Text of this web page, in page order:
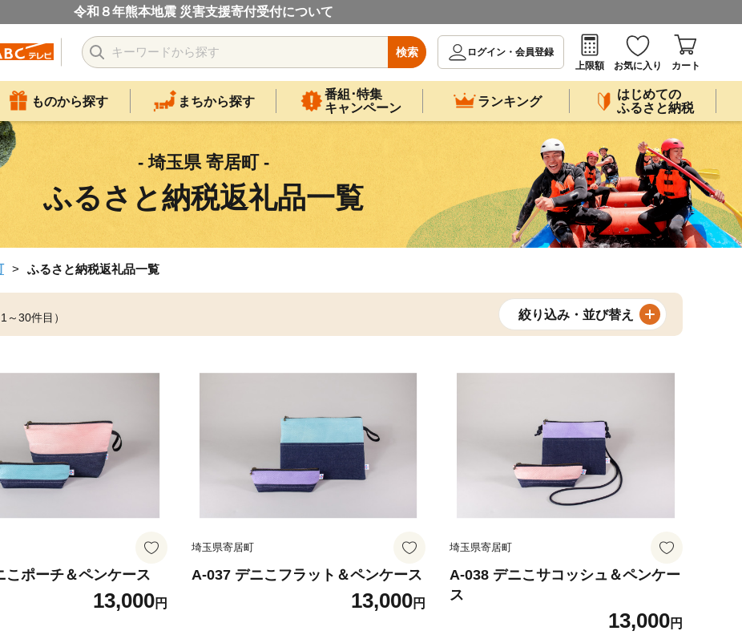
令和８年熊本地震 災害支援寄付受付について
検索
ログイン・会員登録
上限額
お気に入り カート
ものから探す まちから探す
番組･特集
キャンペーン
ランキング
はじめての
ふるさと納税
- 埼玉県 寄居町 -
ふるさと納税返礼品一覧
ふるさと納税返礼品一覧
～30件目） 絞り込み・並び替え
こポーチ＆ペンケース
13,000円
埼玉県寄居町
A-037 デニこフラット＆ペンケース
13,000円
埼玉県寄居町
A-038 デニこサコッシュ＆ペンケー
ス
13,000円